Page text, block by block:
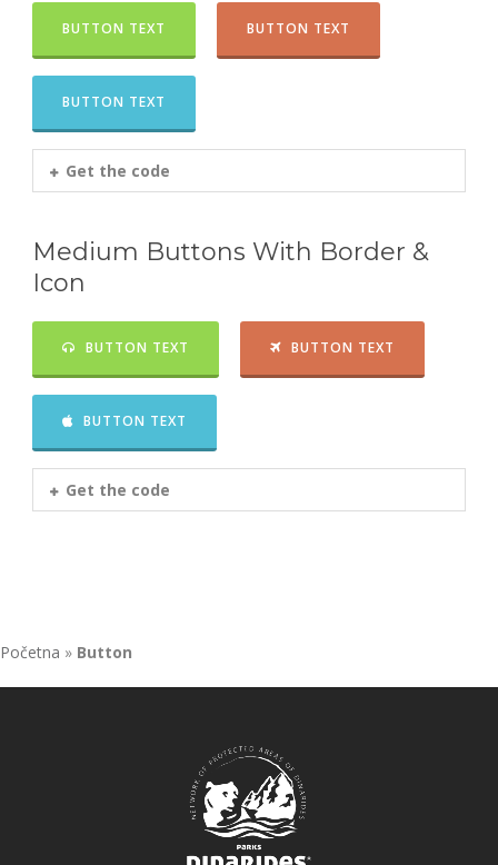
BUTTON TEXT BUTTON TEXT
BUTTON TEXT
Get the code
Medium Buttons With Border &
Icon
BUTTON TEXT BUTTON TEXT
BUTTON TEXT
Get the code
Početna » Button